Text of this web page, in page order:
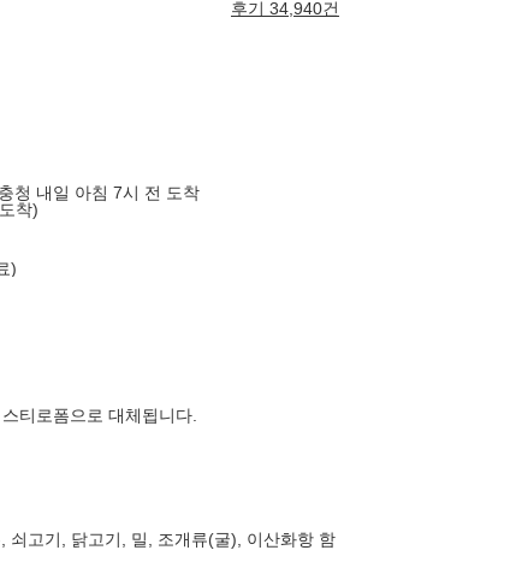
후기 34,940건
청 내일 아침 7시 전 도착
착)
)
티로폼으로 대체됩니다.
쇠고기, 닭고기, 밀, 조개류(굴), 이산화항 함